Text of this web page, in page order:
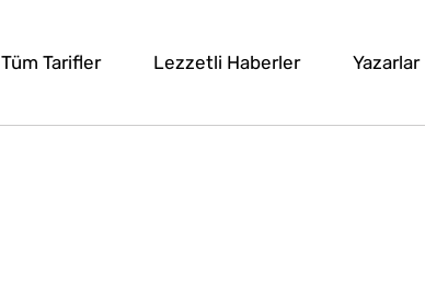
Tüm Tarifler Lezzetli Haberler Yazarlar